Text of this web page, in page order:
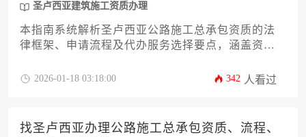
圣卢西亚建筑施工资质办理
本指南系统解析圣卢西亚公路施工总承包资质的法
律框架、申请流程及代办服务选择要点，涵盖资质
素，为工程企业提供合规准入的实操方案。
2026-01-18 03:18:00 342 人看过
找圣卢西亚办理公路施工总承包资质、流程、